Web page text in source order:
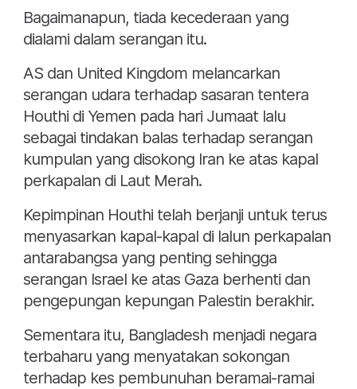
Bagaimanapun, tiada kecederaan yang
dialami dalam serangan itu.
AS dan United Kingdom melancarkan
serangan udara terhadap sasaran tentera
Houthi di Yemen pada hari Jumaat lalu
sebagai tindakan balas terhadap serangan
kumpulan yang disokong Iran ke atas kapal
perkapalan di Laut Merah.
Kepimpinan Houthi telah berjanji untuk terus
menyasarkan kapal-kapal di lalun perkapalan
antarabangsa yang penting sehingga
serangan Israel ke atas Gaza berhenti dan
pengepungan kepungan Palestin berakhir.
Sementara itu, Bangladesh menjadi negara
terbaharu yang menyatakan sokongan
terhadap kes pembunuhan beramai-ramai